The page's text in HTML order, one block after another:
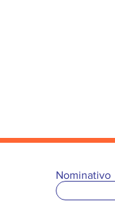
Nominativo